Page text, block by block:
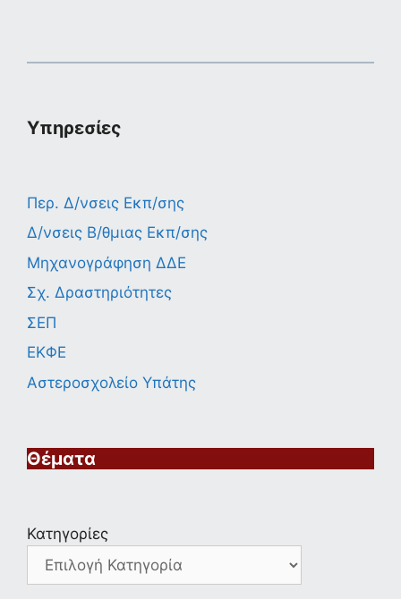
Υπηρεσίες
Περ. Δ/νσεις Εκπ/σης
Δ/νσεις Β/θμιας Εκπ/σης
Μηχανογράφηση ΔΔΕ
Σχ. Δραστηριότητες
ΣΕΠ
ΕΚΦΕ
Αστεροσχολείο Υπάτης
Θέματα
Κατηγορίες